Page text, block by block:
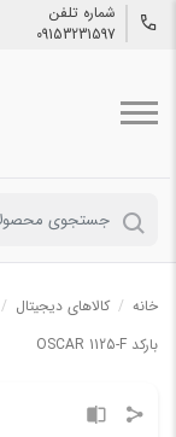
شماره تلفن
09153231597
خانه / کالاهای دیجیتال /
باركد OSCAR 1125-F